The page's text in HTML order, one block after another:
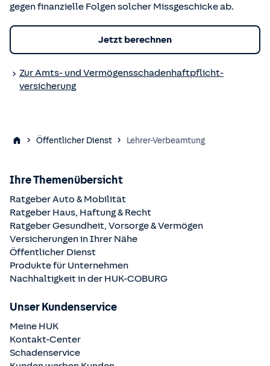
gegen finanzielle Folgen solcher Missgeschicke ab.
Jetzt berechnen
Zur Amts- und Vermögensschaden­haftpflicht­
versicherung
Öffentlicher Dienst Lehrer-Verbeamtung
Ihre Themenübersicht
Ratgeber Auto & Mobilität
Ratgeber Haus, Haftung & Recht
Ratgeber Gesundheit, Vorsorge & Vermögen
Versicherungen in Ihrer Nähe
Öffentlicher Dienst
Produkte für Unternehmen
Nachhaltigkeit in der HUK-COBURG
Unser Kundenservice
Meine HUK
Kontakt-Center
Schadenservice